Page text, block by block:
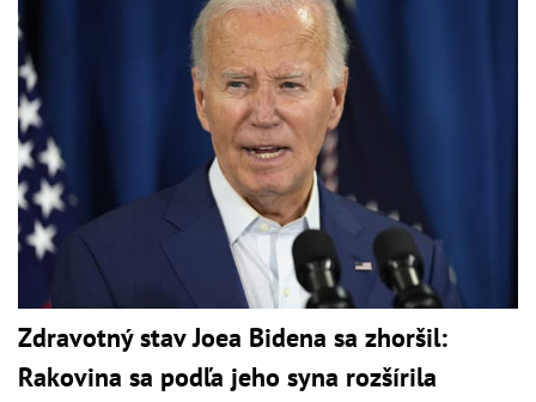
Zdravotný stav Joea Bidena sa zhoršil:
Rakovina sa podľa jeho syna rozšírila